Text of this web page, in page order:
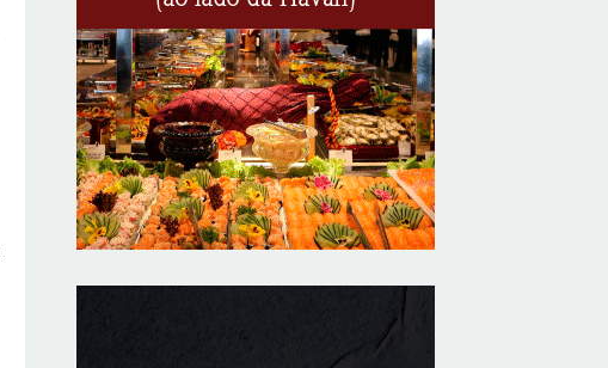
Sala de Concerto, da Rádio MEC, celebra
Radamés Gnattali nesta sexta
8/7/2026
Indígenas Pirahã vão ter acesso a
consultas e exames em expedição do SUS
no Amazonas
8/7/2026
Reposição de testosterona não é
obrigatória para mulheres